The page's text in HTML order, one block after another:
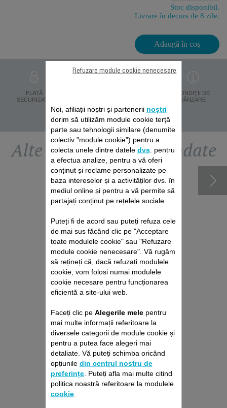
Stoc disponibil.
Livrare în decurs de 8 zile.
Adaugă în coş
PLATĂ
SECURIZATĂ
PERSONALE
CONDIŢII DE
VÂNZARE
Alte accesorii recomandate
PERIE SS-7222059492
Indispensabil pentru mini-capul
de aspirare tip perie
Stoc disponibil.
26,00 RON
Adaugă în coş
Noi, afiliații noștri și partenerii noștri
dorim să utilizăm module cookie terță
parte sau tehnologii similare (denumite
colectiv "module cookie") pentru a
colecta unele dintre datele dvs. pentru
a efectua analize, pentru a vă oferi
conținut și reclame personalizate pe
baza intereselor și a activităților dvs. în
mediul online și pentru a vă permite să
partajați conținut pe rețelele sociale.
Puteți fi de acord sau puteți refuza cele
de mai sus făcând clic pe "Acceptare
toate modulele cookie" sau "Refuzare
module cookie nenecesare". Vă rugăm
să rețineți că, dacă refuzați modulele
cookie, vom folosi numai modulele
cookie necesare pentru funcționarea
eficientă a site-ului web.
Faceți clic pe Alegerile melepentru
mai multe informații referitoare la
diversele categorii de module cookie și
pentru a putea face alegeri mai
detaliate. Vă puteți schimba oricând
opțiunile din centrul nostru de
preferințe. Puteți afla mai multe citind
politica noastră referitoare la modulele
cookie.
Refuzare module cookie nenecesare